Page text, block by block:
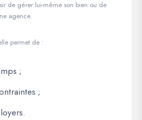
de gérer lui-même son bien ou de
agence.
permet de :
;
;